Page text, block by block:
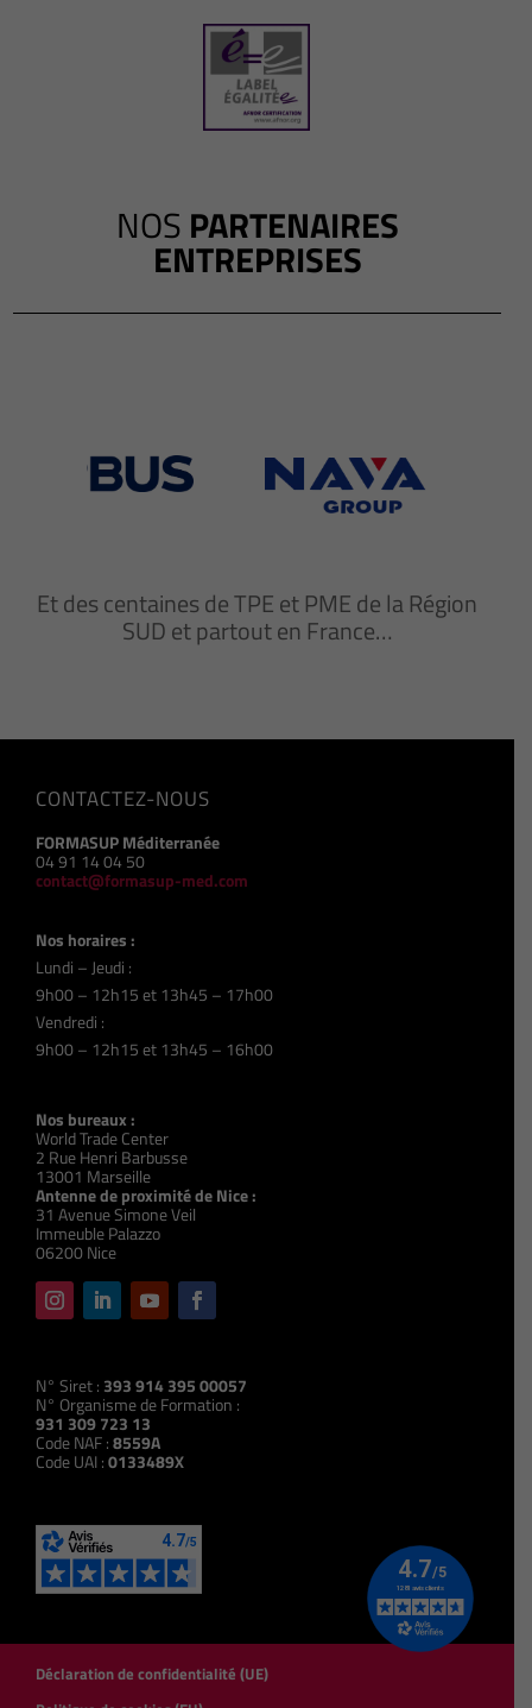
NOS PARTENAIRES
ENTREPRISES
Et des centaines de TPE et PME de la Région
SUD et partout en France…
CONTACTEZ-NOUS
FORMASUP Méditerranée
04 91 14 04 50
contact@formasup-med.com
Nos horaires :
Lundi – Jeudi :
9h00 – 12h15 et 13h45 – 17h00
Vendredi :
9h00 – 12h15 et 13h45 – 16h00
Nos bureaux :
World Trade Center
2 Rue Henri Barbusse
13001 Marseille
Antenne de proximité de Nice :
31 Avenue Simone Veil
Immeuble Palazzo
06200 Nice
N° Siret : 393 914 395 00057
N° Organisme de Formation :
931 309 723 13
Code NAF :8559A
Code UAI :0133489X
Déclaration de confidentialité (UE)